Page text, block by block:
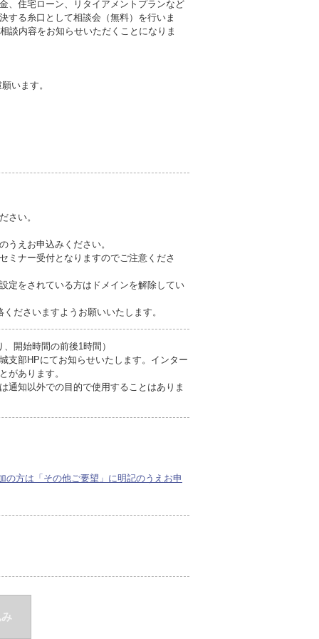
、住宅ローン、リタイアメントプランなど
する糸口として相談会（無料）を行いま
談内容をお知らせいただくことになりま
います。
さい。
うえお申込みください。
ミナー受付となりますのでご注意くださ
定をされている方はドメインを解除してい
ださいますようお願いいたします。
開始時間の前後1時間）
支部HPにてお知らせいたします。インター
があります。
通知以外での目的で使用することはありま
方は「その他ご要望」に明記のうえお申